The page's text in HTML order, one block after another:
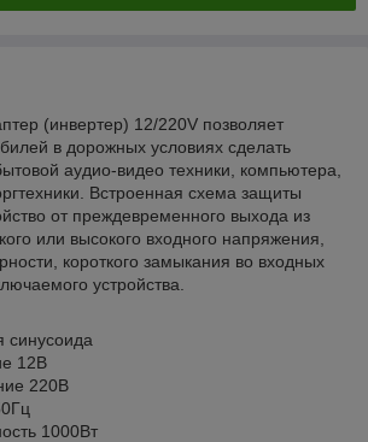
(инвертер) 12/220V позволяет
в дорожных условиях сделать
аудио-видео техники, компьютера,
Встроенная схема защиты
от преждевременного выхода из
или высокого входного напряжения,
короткого замыкания во входных
устройства.
12В
220В
1000Вт